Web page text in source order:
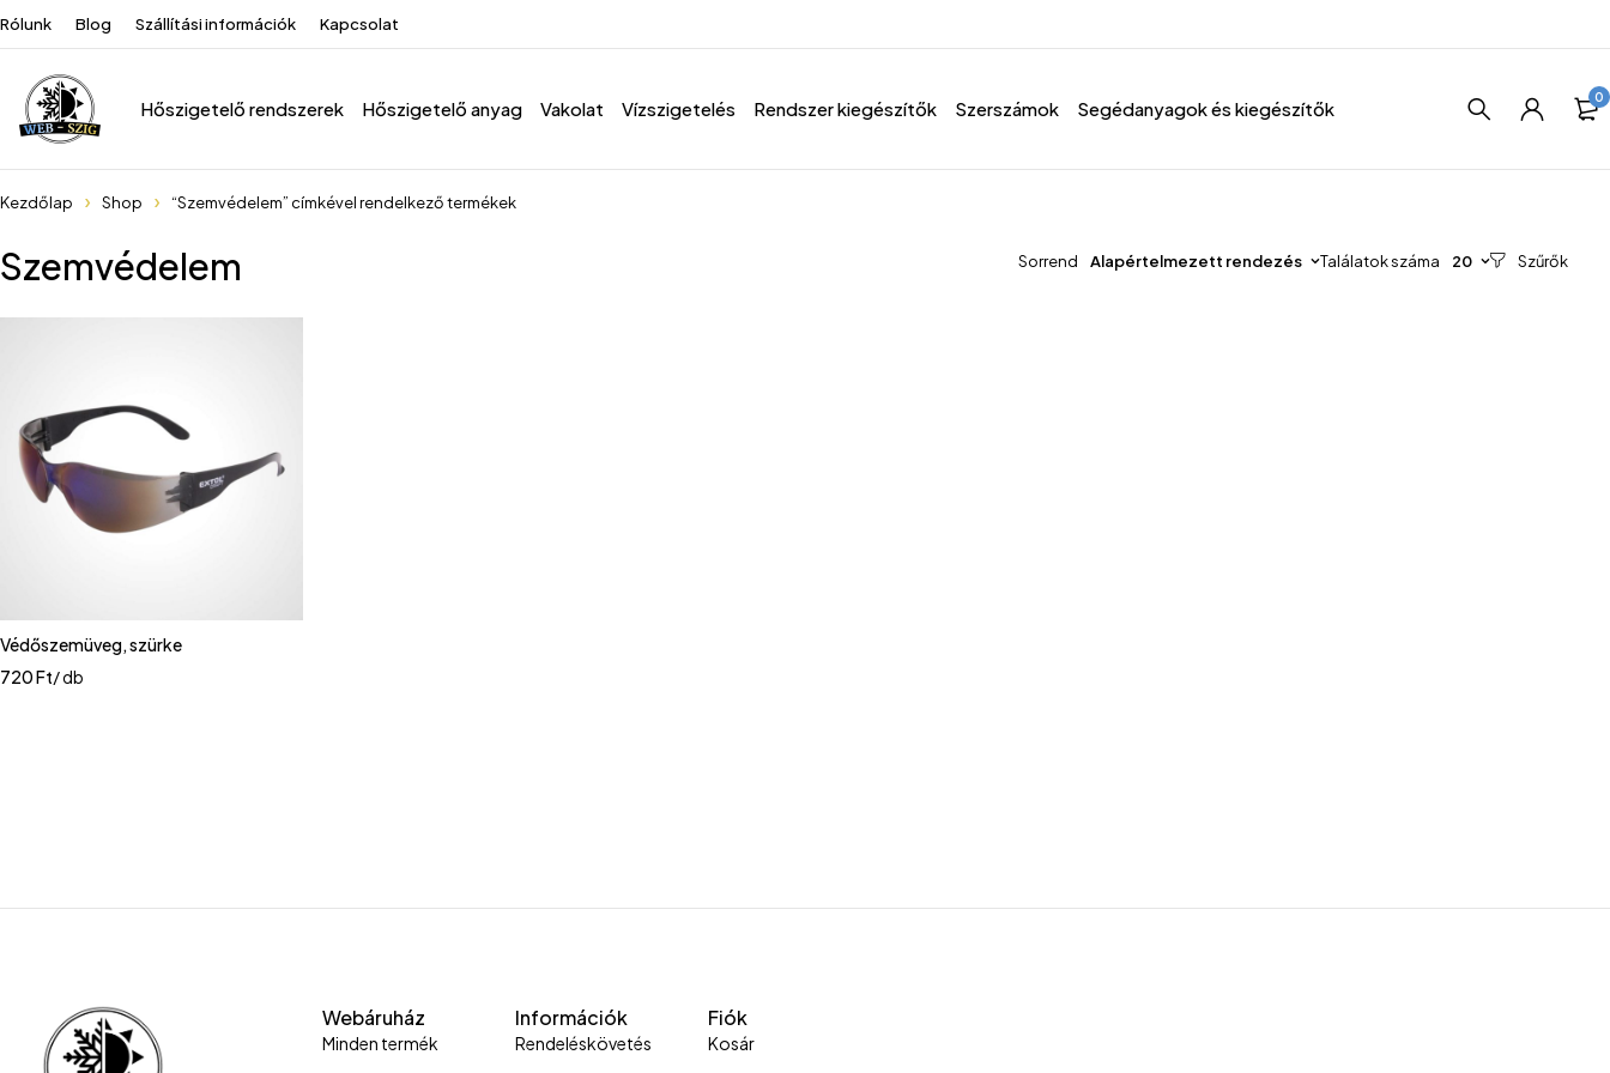
Rólunk Blog Szállítási információk Kapcsolat
Hőszigetelő rendszerek Hőszigetelő anyag Vakolat Vízszigetelés Rendszer kiegészítők Szerszámok Segédanyagok és kiegészítők 0
Kezdőlap Shop “Szemvédelem” címkével rendelkező termékek
Szemvédelem Sorrend Alapértelmezett rendezés Találatok száma 20
Védőszemüveg, szürke
720Ft/ db
Webáruház
Minden termék
Információk
Rendeléskövetés
Fiók
Kosár